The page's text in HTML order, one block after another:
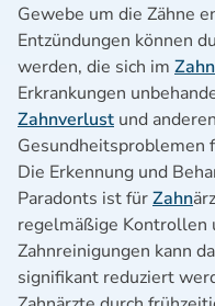
Gewebe um die Zähne
Entzündungen können
werden, die sich im
Erkrankungen
Zahnverlust und
Gesundheitsproblemen
Die Erkennung und
Paradonts ist fürZahn
regelmäßige Kontrollen
Zahnreinigungen kann
signifikant reduziert